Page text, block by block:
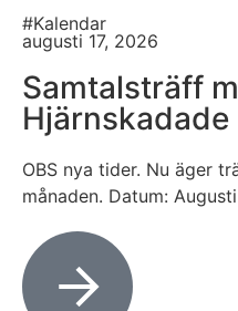
#Kalendar
augusti 17, 2026
Samtalsträff
Hjärnskadade
OBS nya tider. Nu äger
månaden. Datum: